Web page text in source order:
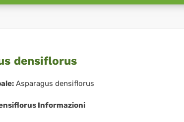
densiflorus
Asparagus densiflorus
Informazioni